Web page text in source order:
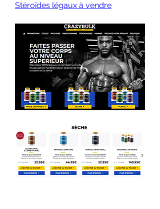
Stéroïdes légaux à vendre